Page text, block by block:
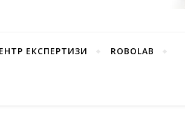
ЕКСПЕРТИЗИ ROBOLAB